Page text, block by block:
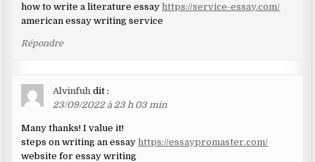
how to write a literature essay https://service-essay.com/
american essay writing service
Répondre
Alvinfuh dit :
23/09/2022 à 23 h 03 min
Many thanks! I value it!
steps on writing an essayhttps://essaypromaster.com/
website for essay writing